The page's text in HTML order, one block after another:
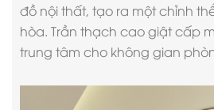
đồ nội thất, tạo ra một chỉnh
hòa. Trần thạch cao giật cấp
trung tâm cho không gian